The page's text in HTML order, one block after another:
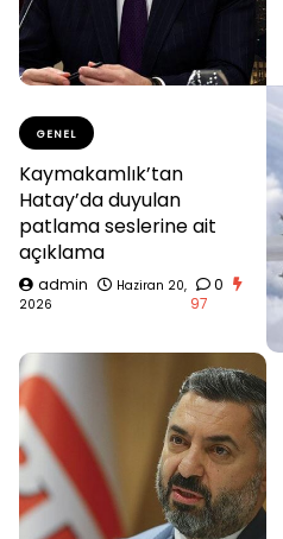
GENEL
Kaymakamlık’tan
Hatay’da duyulan
patlama seslerine ait
açıklama
admin
Haziran 20,
2026
0
97